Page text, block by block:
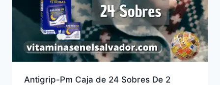
Antigrip-Pm Caja de 24 Sobres De 2